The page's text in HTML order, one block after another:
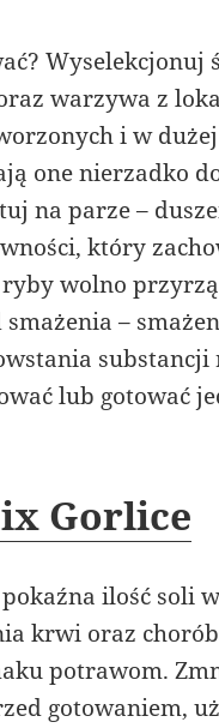
warzywa z
i w
one nierzadko
na parze –
który
wolno
smażenia –
lub gotować
Gorlice
ilość soli
krwi oraz
potrawom.
gotowaniem,